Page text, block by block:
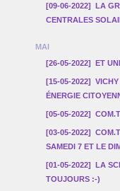
[09-06-2022] LA
CENTRALES
MAI
[26-05-2022] ET
[15-05-2022]
ÉNERGIE
[05-05-2022]
[03-05-2022]
SAMEDI 7 ET LE
[01-05-2022] LA
TOUJOURS :-)